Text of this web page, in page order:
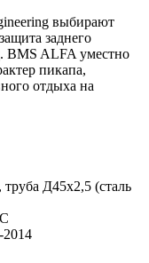
выбирают
заднего
BMS ALFA уместно
пикапа,
отдыха на
Д45х2,5 (сталь
2014